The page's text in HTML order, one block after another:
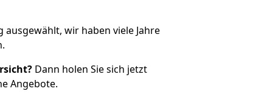
ausgewählt, wir haben viele Jahre
Dann holen Sie sich jetzt
Angebote.